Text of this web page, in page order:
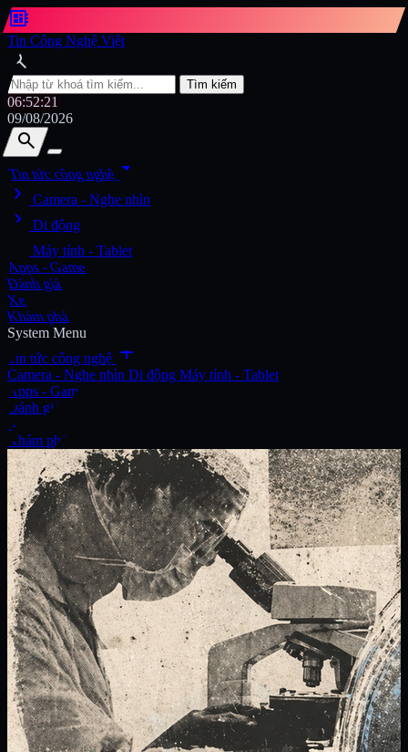
developer_board
Tin Công Nghệ Việt
search
Tìm kiếm
06:52:23
09/08/2026
search
search
Tin tức công nghệarrow_drop_down
chevron_right
Camera - Nghe nhìn
chevron_right Di động
Máy tính - Tablet
Apps - Game
Đánh giá
Xe
Khám phá
System Menu
Tin tức công nghệ add
Camera - Nghe nhìn Di động Máy tính - Tablet
Apps - Game
Đánh giá
Xe
Khám phá